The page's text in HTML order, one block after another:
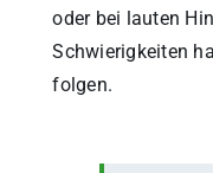
oder bei lauten
Schwierigkeiten
folgen.